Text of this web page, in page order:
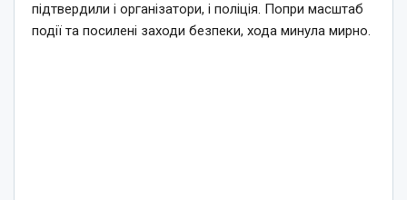
підтвердили і організатори, і поліція. Попри масштаб
події та посилені заходи безпеки, хода минула мирно.